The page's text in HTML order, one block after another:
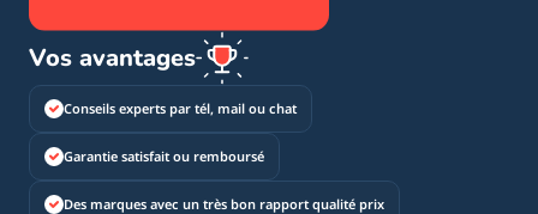
Vos avantages
Conseils experts par tél, mail ou chat
Garantie satisfait ou remboursé
Des marques avec un très bon rapport qualité prix